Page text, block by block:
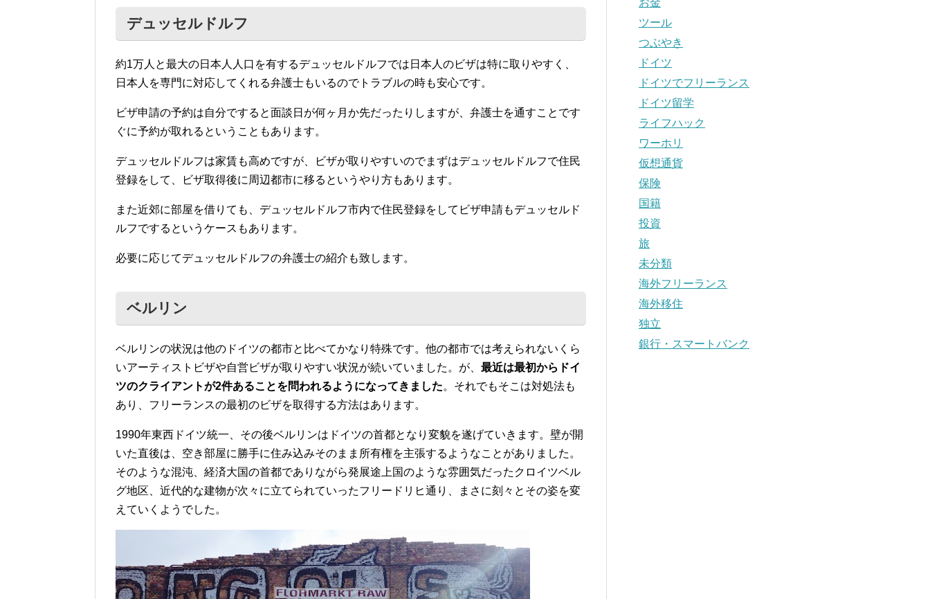
デュッセルドルフ
約1万人と最大の日本人人口を有するデュッセルドルフでは日本人のビザは特に取りやすく、
日本人を専門に対応してくれる弁護士もいるのでトラブルの時も安心です。
ビザ申請の予約は自分ですると面談日が何ヶ月か先だったりしますが、弁護士を通すことです
ぐに予約が取れるということもあります。
デュッセルドルフは家賃も高めですが、ビザが取りやすいのでまずはデュッセルドルフで住民
登録をして、ビザ取得後に周辺都市に移るというやり方もあります。
また近郊に部屋を借りても、デュッセルドルフ市内で住民登録をしてビザ申請もデュッセルド
ルフでするというケースもあります。
必要に応じてデュッセルドルフの弁護士の紹介も致します。
ベルリン
ベルリンの状況は他のドイツの都市と比べてかなり特殊です。他の都市では考えられないくら
いアーティストビザや自営ビザが取りやすい状況が続いていました。が、 最近は最初からドイ
ツのクライアントが2件あることを問われるようになってきました。それでもそこは対処法も
あり、フリーランスの最初のビザを取得する方法はあります。
1990年東西ドイツ統一、その後ベルリンはドイツの首都となり変貌を遂げていきます。壁が開
いた直後は、空き部屋に勝手に住み込みそのまま所有権を主張するようなことがありました。
そのような混沌、経済大国の首都でありながら発展途上国のような雰囲気だったクロイツベル
グ地区、近代的な建物が次々に立てられていったフリードリヒ通り、まさに刻々とその姿を変
えていくようでした。
お金
ツール
つぶやき
ドイツ
ドイツでフリーランス
ドイツ留学
ライフハック
ワーホリ
仮想通貨
保険
国籍
投資
旅
未分類
海外フリーランス
海外移住
独立
銀行・スマートバンク